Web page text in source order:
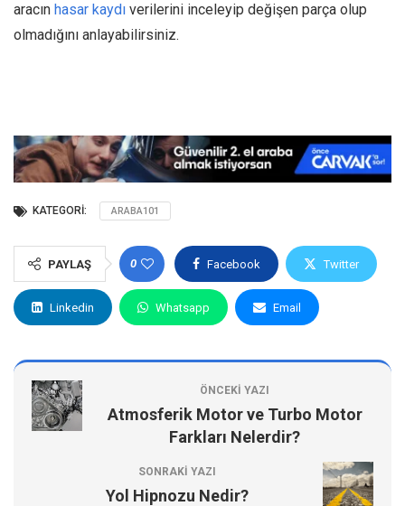
aracın hasar kaydı verilerini inceleyip değişen parça olup
olmadığını anlayabilirsiniz.
KATEGORI: ARABA101
PAYLAŞ 0 Facebook Twitter
Linkedin Whatsapp Email
ÖNCEKI YAZI
Atmosferik Motor ve Turbo Motor
Farkları Nelerdir?
SONRAKI YAZI
Yol Hipnozu Nedir?